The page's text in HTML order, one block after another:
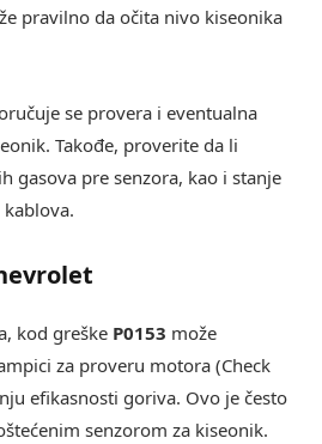
pravilno da očita nivo kiseonika
se provera i eventualna
Takođe, proverite da li
gasova pre senzora, kao i stanje
kod greške P0153 može
za proveru motora (Check
efikasnosti goriva. Ovo je često
senzorom za kiseonik.